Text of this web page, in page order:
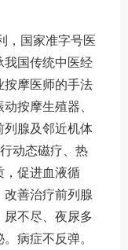
，国家准字号医
国传统中医经
摩医师的手法
按摩生殖器、
腺及邻近机体
动态磁疗、热
，促进血液循
善治疗前列腺
不尽、夜尿多
病症不反弹。